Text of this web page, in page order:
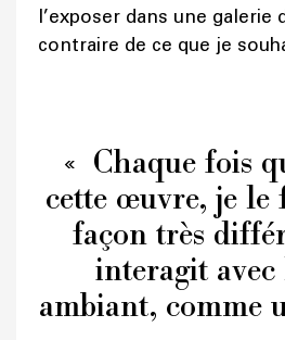
l’exposer dans une galerie
contraire de ce que je
« Chaque fois
cette œuvre, je le
façon très
interagit avec
ambiant, comme